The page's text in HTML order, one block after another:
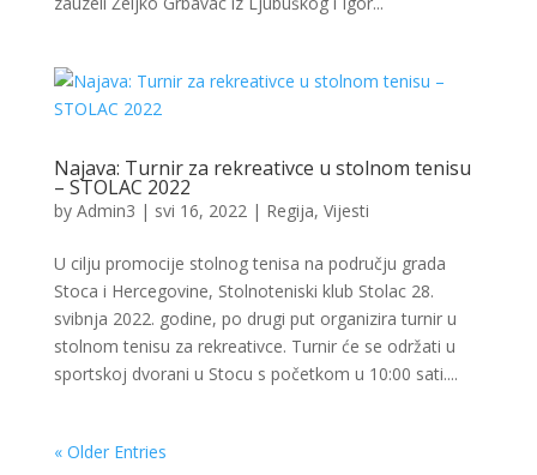
Najava: Turnir za rekreativce u stolnom tenisu
– STOLAC 2022
by Admin3 | svi 16, 2022| Regija, Vijesti
U cilju promocije stolnog tenisa na području grada
Stoca i Hercegovine, Stolnoteniski klub Stolac 28.
svibnja 2022. godine, po drugi put organizira turnir u
stolnom tenisu za rekreativce. Turnir će se održati u
sportskoj dvorani u Stocu s početkom u 10:00 sati....
« Older Entries